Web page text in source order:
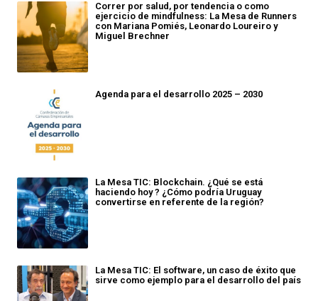
Correr por salud, por tendencia o como
ejercicio de mindfulness: La Mesa de Runners
con Mariana Pomiés, Leonardo Loureiro y
Miguel Brechner
Agenda para el desarrollo 2025 – 2030
La Mesa TIC: Blockchain. ¿Qué se está
haciendo hoy ? ¿Cómo podría Uruguay
convertirse en referente de la región?
La Mesa TIC: El software, un caso de éxito que
sirve como ejemplo para el desarrollo del país